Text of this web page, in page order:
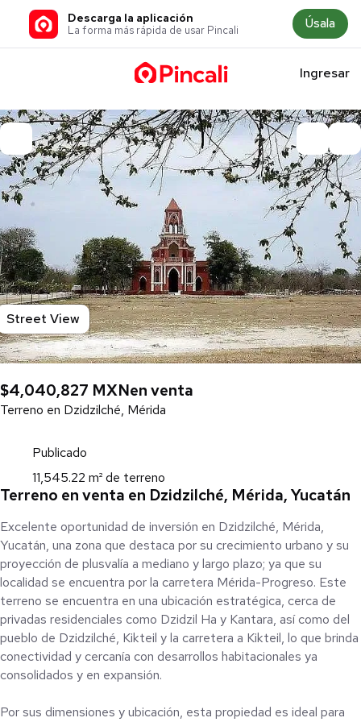
Descarga la aplicación
La forma más rápida de usar Pincali Úsala
Ingresar
Street View
$4,040,827 MXNen venta
Terreno en Dzidzilché, Mérida
Publicado
11,545.22 m² de terreno
Terreno en venta en Dzidzilché, Mérida, Yucatán
Excelente oportunidad de inversión en Dzidzilché, Mérida,
Yucatán, una zona que destaca por su crecimiento urbano y su
proyección de plusvalía a mediano y largo plazo; ya que su
localidad se encuentra por la carretera Mérida-Progreso. Este
terreno se encuentra en una ubicación estratégica, cerca de
privadas residenciales como Dzidzil Ha y Kantara, así como del
pueblo de Dzidzilché, Kikteil y la carretera a Kikteil, lo que brinda
conectividad y cercanía con desarrollos habitacionales ya
consolidados y en expansión.
Por sus dimensiones y ubicación, esta propiedad es ideal para